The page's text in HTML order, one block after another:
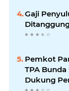
Gaji
Pemkot
TPA
Dukung